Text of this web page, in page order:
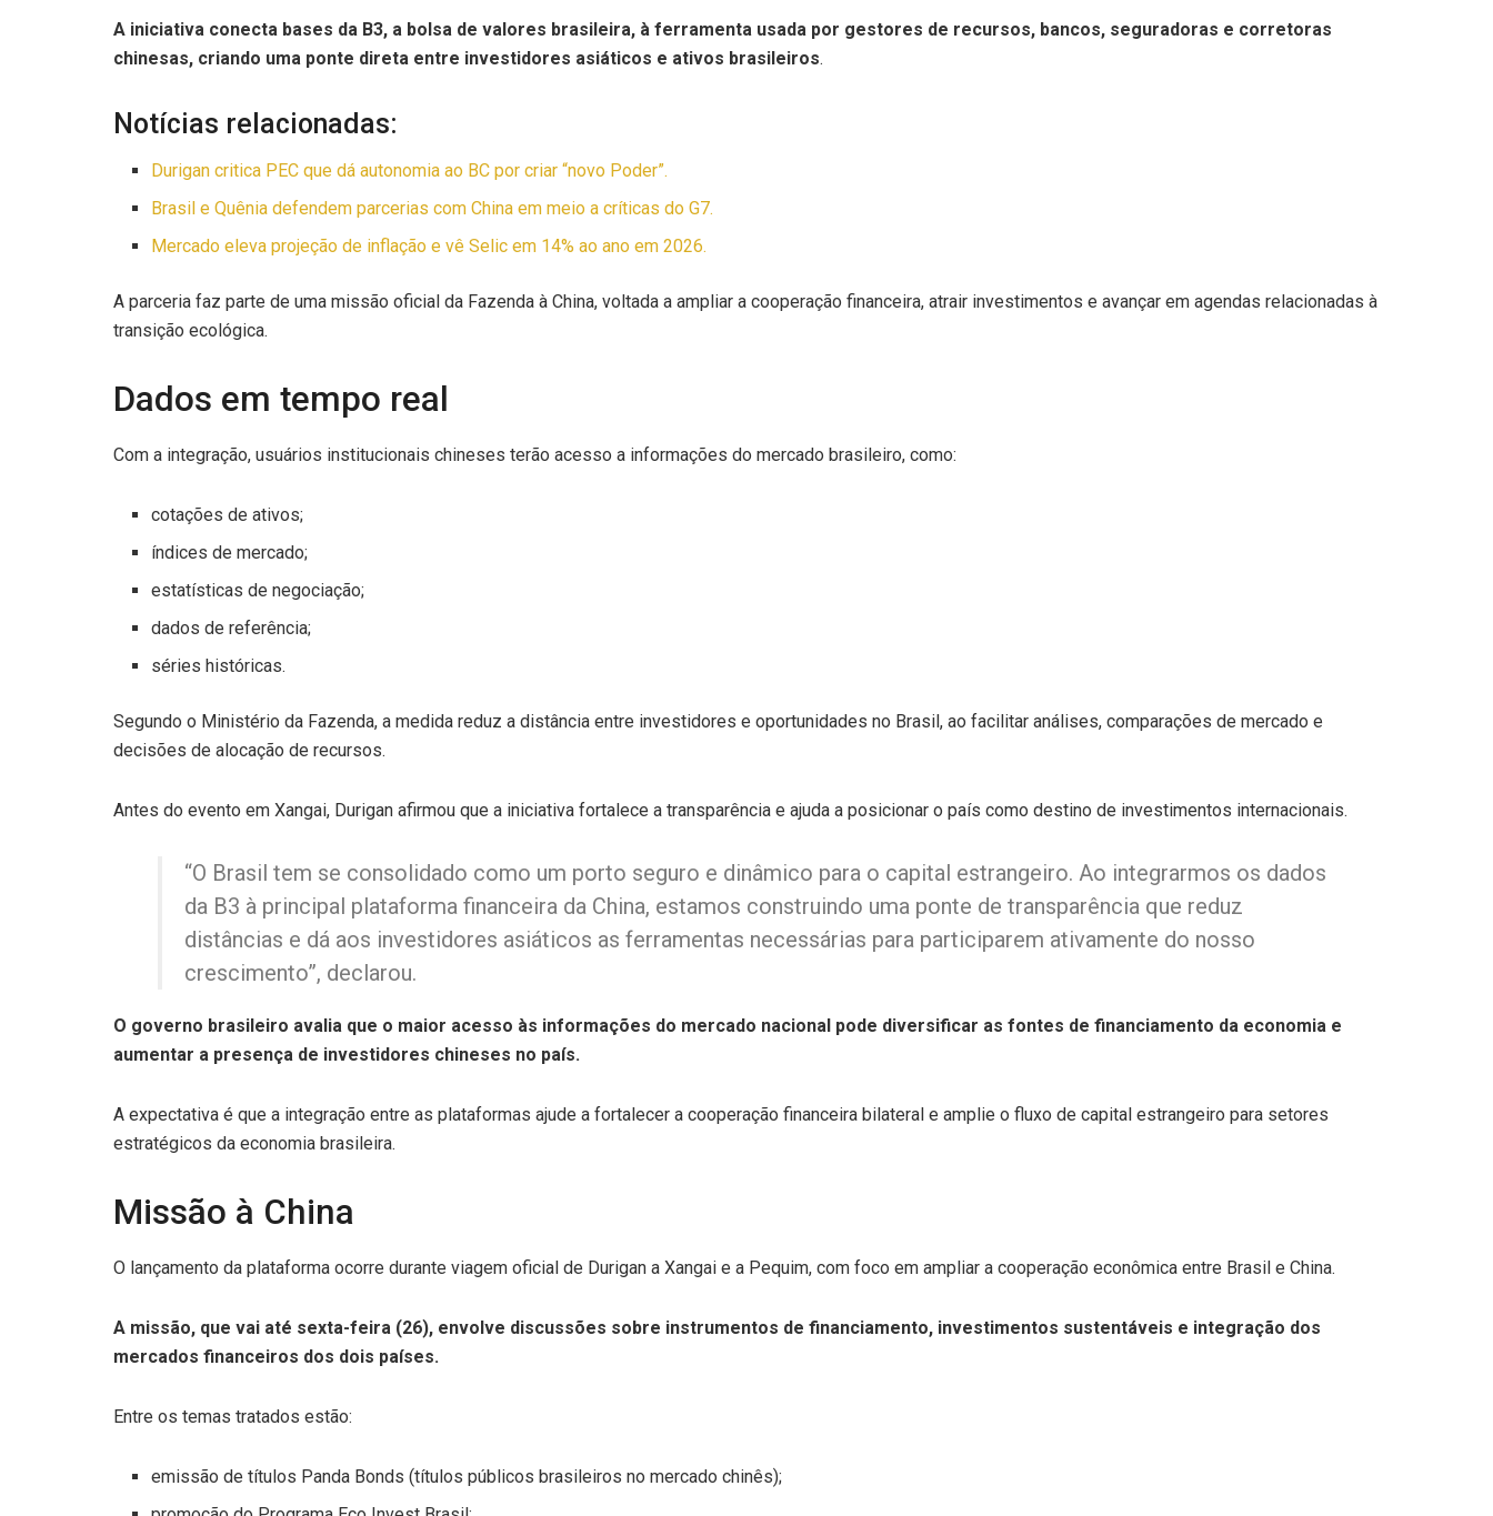
A iniciativa conecta bases da B3, a bolsa de valores brasileira, à ferramenta usada por gestores de recursos, bancos, seguradoras e corretoras
chinesas, criando uma ponte direta entre investidores asiáticos e ativos brasileiros.
Notícias relacionadas:
Durigan critica PEC que dá autonomia ao BC por criar “novo Poder”.
Brasil e Quênia defendem parcerias com China em meio a críticas do G7.
Mercado eleva projeção de inflação e vê Selic em 14% ao ano em 2026.
A parceria faz parte de uma missão oficial da Fazenda à China, voltada a ampliar a cooperação financeira, atrair investimentos e avançar em agendas relacionadas à
transição ecológica.
Dados em tempo real
Com a integração, usuários institucionais chineses terão acesso a informações do mercado brasileiro, como:
cotações de ativos;
índices de mercado;
estatísticas de negociação;
dados de referência;
séries históricas.
Segundo o Ministério da Fazenda, a medida reduz a distância entre investidores e oportunidades no Brasil, ao facilitar análises, comparações de mercado e
decisões de alocação de recursos.
Antes do evento em Xangai, Durigan afirmou que a iniciativa fortalece a transparência e ajuda a posicionar o país como destino de investimentos internacionais.
“O Brasil tem se consolidado como um porto seguro e dinâmico para o capital estrangeiro. Ao integrarmos os dados
da B3 à principal plataforma financeira da China, estamos construindo uma ponte de transparência que reduz
distâncias e dá aos investidores asiáticos as ferramentas necessárias para participarem ativamente do nosso
crescimento”, declarou.
O governo brasileiro avalia que o maior acesso às informações do mercado nacional pode diversificar as fontes de financiamento da economia e
aumentar a presença de investidores chineses no país.
A expectativa é que a integração entre as plataformas ajude a fortalecer a cooperação financeira bilateral e amplie o fluxo de capital estrangeiro para setores
estratégicos da economia brasileira.
Missão à China
O lançamento da plataforma ocorre durante viagem oficial de Durigan a Xangai e a Pequim, com foco em ampliar a cooperação econômica entre Brasil e China.
A missão, que vai até sexta-feira (26), envolve discussões sobre instrumentos de financiamento, investimentos sustentáveis e integração dos
mercados financeiros dos dois países.
Entre os temas tratados estão:
emissão de títulos Panda Bonds (títulos públicos brasileiros no mercado chinês);